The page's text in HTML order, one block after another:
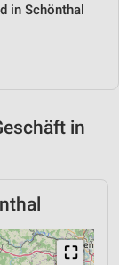
in Schönthal
in
⛶